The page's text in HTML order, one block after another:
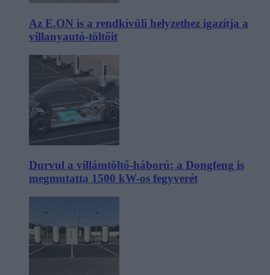
Az E.ON is a rendkívüli helyzethez igazítja a
villanyautó-töltőit
Durvul a villámtöltő-háború: a Dongfeng is
megmutatta 1500 kW-os fegyverét